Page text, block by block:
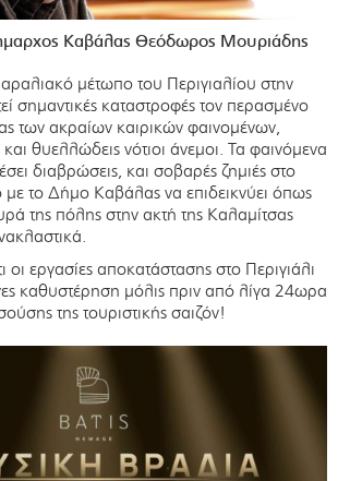
Καβάλας Θεόδωρος Μουριάδης
μέτωπο του Περιγιαλίου στην
σημαντικές καταστροφές τον περασμένο
των ακραίων καιρικών φαινομένων,
θυελλώδεις νότιοι άνεμοι. Τα φαινόμενα
διαβρώσεις, και σοβαρές ζημιές στο
το Δήμο Καβάλας να επιδεικνύει όπως
της πόλης στην ακτή της Καλαμίτσας
οι εργασίες αποκατάστασης στο Περιγιάλι
καθυστέρηση μόλις πριν από λίγα 24ωρα
της τουριστικής σαιζόν!